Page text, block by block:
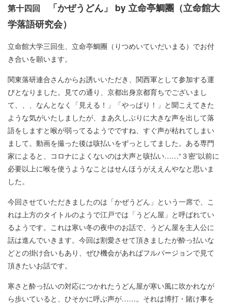
第十四回
「かぜうどん」 by 立命亭鯛團（立命館大
学落語研究会）
立命館大学三回生、立命亭鯛團（りつめいていだいまる）でお付
き合いを願います。
関東落研連合さんからお誘いいただき、関西軍として参加する運
びとなりました。見ての通り、京都出身京都育ちでございまし
て、、、なんとなく「見える！」「やっぱり！」と聞こえてきた
ような気がいたしましたが、まあ久しぶりに大きな声を出して落
語をしますと喉が弱ってるようでですね、すぐ声が枯れてしまい
まして。動画を撮った後は咳払いをずっとしてました。ある専門
家によると、コロナによくないのは大声と咳払い……“３密”以前に
必要以上に喉を使うようなことはせんほうがええんやなと思いま
した。
今回させていただきましたのは「かぜうどん」という一席で、こ
れは上方のタイトルのようで江戸では「うどん屋」と呼ばれてい
るようです。これは寒い冬の夜中のお話で、うどん屋を主人公に
話は進んでいきます。今回は割愛させて頂きましたが酔っ払いな
どとの掛け合いもあり、ぜひ機会があればフルバージョンで見て
頂きたいお話です。
寒さと酔っ払いの対応につかれたうどん屋が寒い風に吹かれなが
ら歩いていると、ひそかに呼ぶ声が……。それは博打・賭け事を